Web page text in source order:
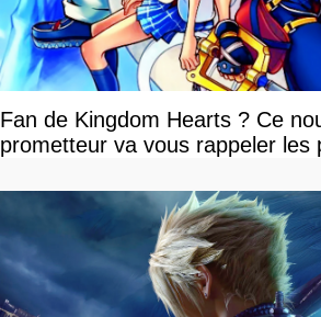
Fan de Kingdom Hearts ? Ce
prometteur va vous rappeler les